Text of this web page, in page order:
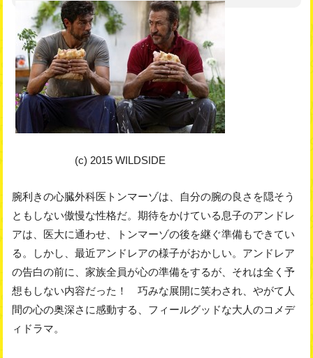
(c) 2015 WILDSIDE
腕利きの心臓外科医トンマーゾは、自分の腕の良さを隠そう
ともしない傲慢な性格だ。期待をかけている息子のアンドレ
アは、医大に通わせ、トンマーゾの後を継ぐ準備もできてい
る。しかし、最近アンドレアの様子がおかしい。アンドレア
の告白の前に、家族全員が心の準備をするが、それは全く予
想もしない内容だった！ 巧みな展開に笑わされ、やがて人
間の心の奥深さに感動する、フィールグッドな大人のコメデ
ィドラマ。